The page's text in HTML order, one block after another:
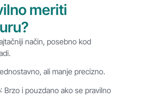
meriti
način, posebno kod
ali manje precizno.
: Brzo i pouzdano ako se pravilno